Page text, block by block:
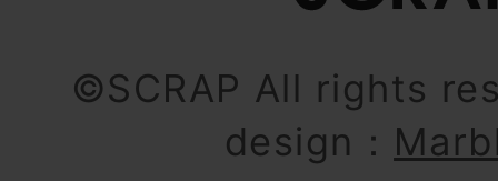
©SCRAP All rights
design：